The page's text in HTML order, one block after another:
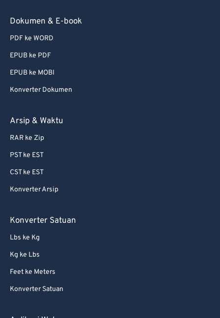
Dokumen & E-book
PDF ke WORD
EPUB ke PDF
EPUB ke MOBI
Konverter Dokumen
Arsip & Waktu
RAR ke Zip
PST ke EST
CST ke EST
Konverter Arsip
Konverter Satuan
Lbs ke Kg
Kg ke Lbs
Feet ke Meters
Konverter Satuan